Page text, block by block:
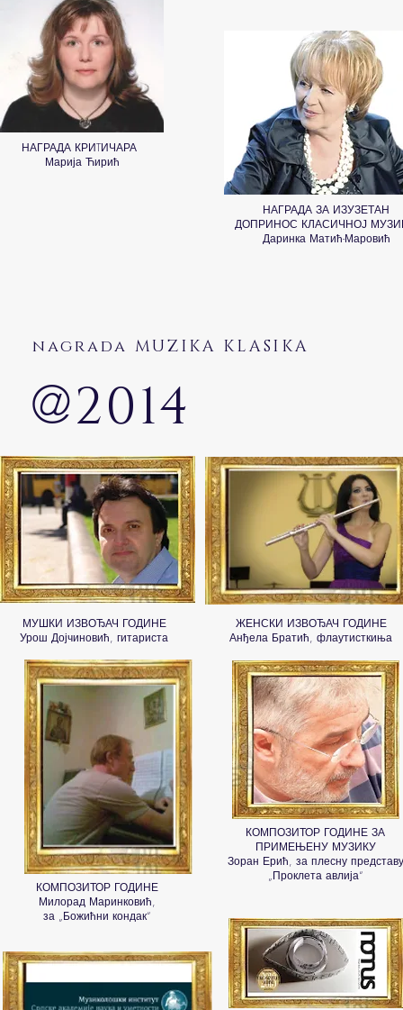
НАГРАДА КРИTИЧАРА
Марија Ћирић
НАГРАДА ЗА ИЗУЗЕТАН
ДОПРИНОС КЛАСИЧНОЈ
Даринка Матић-Маровић
nagrada MUZIKA KLASIKA
@2014
МУШКИ ИЗВОЂАЧ ГОДИНЕ
Урош Дојчиновић, гитариста
ЖЕНСКИ ИЗВОЂАЧ ГОДИНЕ
Анђела Братић, флаутисткиња
КОМПОЗИТОР ГОДИНЕ
Милорад Маринковић,
за „Божићни кондак“
КОМПОЗИТОР ГОДИНЕ ЗА
ПРИМЕЊЕНУ МУЗИКУ
Зоран Ерић, за плесну представу
„Проклета авлија“